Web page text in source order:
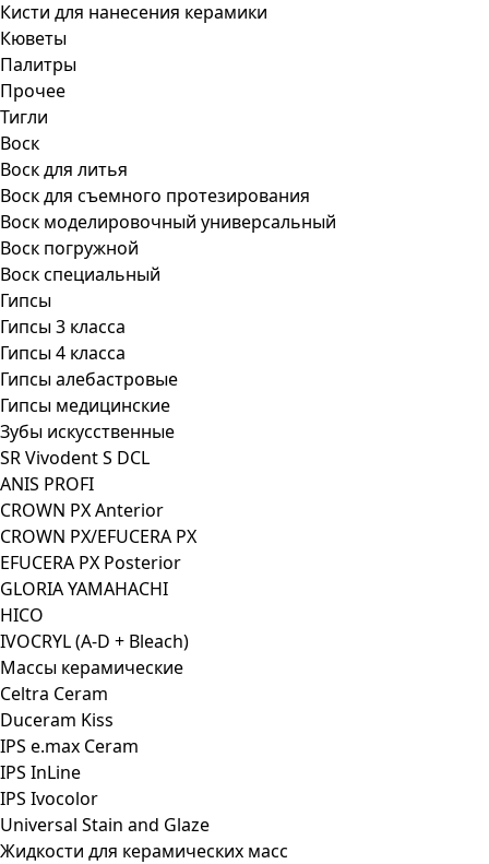
Кисти для нанесения керамики
Кюветы
Палитры
Прочее
Тигли
Воск
Воск для литья
Воск для съемного протезирования
Воск моделировочный универсальный
Воск погружной
Воск специальный
Гипсы
Гипсы 3 класса
Гипсы 4 класса
Гипсы алебастровые
Гипсы медицинские
Зубы искусственные
SR Vivodent S DCL
ANIS PROFI
CROWN PX Anterior
CROWN PX/EFUCERA PX
EFUCERA PX Posterior
GLORIA YAMAHACHI
HICO
IVOCRYL (A-D + Bleach)
Массы керамические
Celtra Ceram
Duceram Kiss
IPS e.max Ceram
IPS InLine
IPS Ivocolor
Universal Stain and Glaze
Жидкости для керамических масс